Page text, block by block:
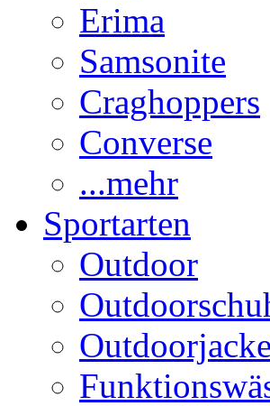
Erima
Samsonite
Craghoppers
Converse
...mehr
Sportarten
Outdoor